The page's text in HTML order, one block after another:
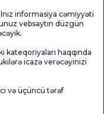
Diaqnoz və müalicə üçün
tarixi: 08.08.2026
informasiya cəmiyyəti
vebsaytın düzgün
kateqoriyaları haqqında
icazə verəcəyinizi
və üçüncü tərəf